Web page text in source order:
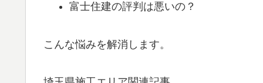
富士住建の評判は悪いの？
こんな悩みを解消します。